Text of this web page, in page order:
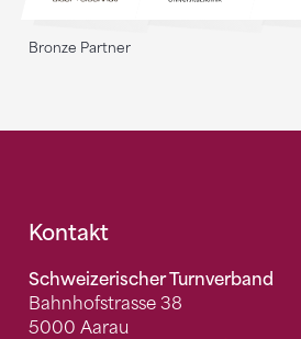
Bronze Partner
Fusszeile
Kontakt
Schweizerischer Turnverband
Bahnhofstrasse 38
5000 Aarau